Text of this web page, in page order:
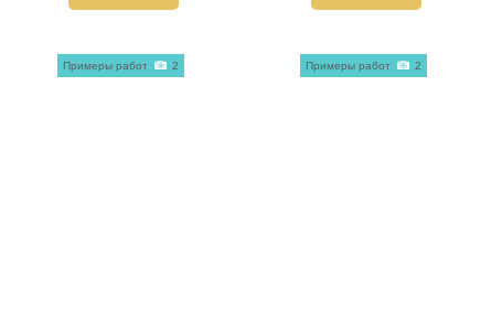
Примеры работ 2 Примеры работ 2